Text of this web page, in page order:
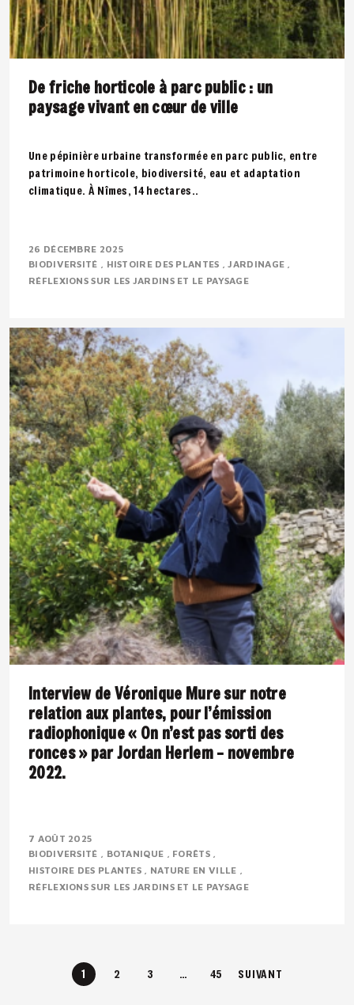
De friche horticole à parc public : un
paysage vivant en cœur de ville
Une pépinière urbaine transformée en parc public, entre
patrimoine horticole, biodiversité, eau et adaptation
climatique. À Nîmes, 14 hectares..
26 DÉCEMBRE 2025
BIODIVERSITÉ
HISTOIRE DES PLANTES
JARDINAGE
RÉFLEXIONS SUR LES JARDINS ET LE PAYSAGE
Interview de Véronique Mure sur notre
relation aux plantes, pour l’émission
radiophonique « On n’est pas sorti des
ronces » par Jordan Herlem – novembre
2022.
ingénieure en agronomie tropicale. Passionnée par la
flore méditerranéenne, elle défend depuis..
7 AOÛT 2025
BIODIVERSITÉ
BOTANIQUE
FORÊTS
HISTOIRE DES PLANTES
NATURE EN VILLE
RÉFLEXIONS SUR LES JARDINS ET LE PAYSAGE
1 2 3 … 45 SUIVANT